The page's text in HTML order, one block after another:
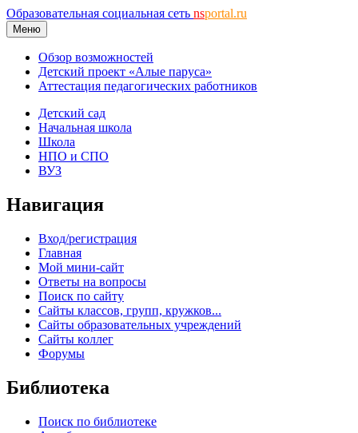
Образовательная социальная сеть nsportal.ru
Меню
Обзор возможностей
Детский проект «Алые паруса»
Аттестация педагогических работников
Детский сад
Начальная школа
Школа
НПО и СПО
ВУЗ
Навигация
Вход/регистрация
Главная
Мой мини-сайт
Ответы на вопросы
Поиск по сайту
Сайты классов, групп, кружков...
Сайты образовательных учреждений
Сайты коллег
Форумы
Библиотека
Поиск по библиотеке